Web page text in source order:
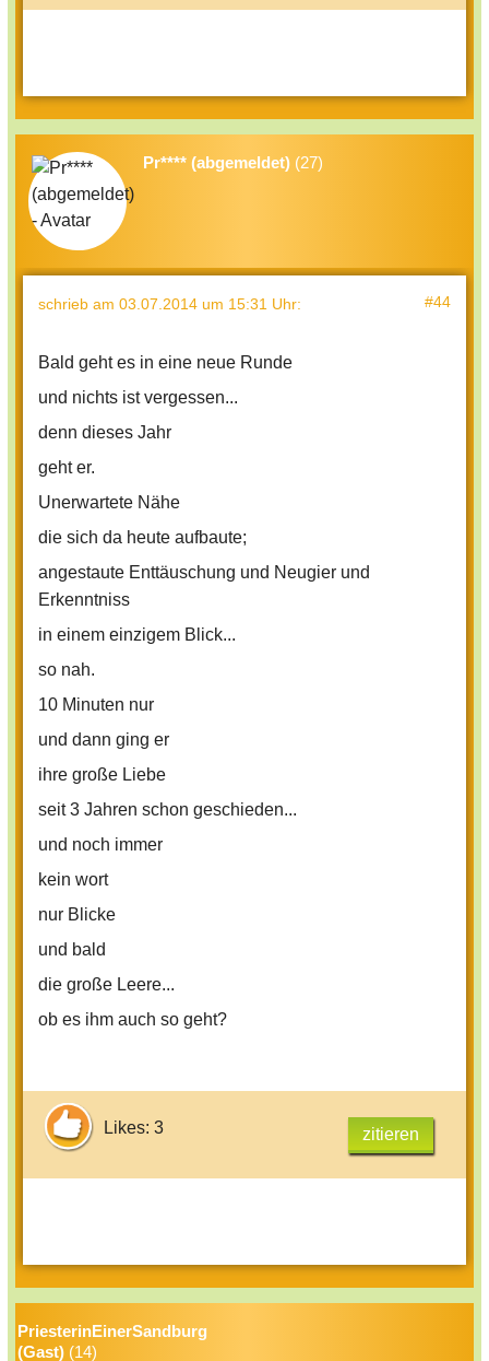
Pr**** (abgemeldet) (27)
schrieb am 03.07.2014 um 15:31 Uhr: #44
Bald geht es in eine neue Runde
und nichts ist vergessen...
denn dieses Jahr
geht er.
Unerwartete Nähe
die sich da heute aufbaute;
angestaute Enttäuschung und Neugier und
Erkenntniss
in einem einzigem Blick...
so nah.
10 Minuten nur
und dann ging er
ihre große Liebe
seit 3 Jahren schon geschieden...
und noch immer
kein wort
nur Blicke
und bald
die große Leere...
ob es ihm auch so geht?
Likes: 3 zitieren
PriesterinEinerSandburg
(Gast) (14)